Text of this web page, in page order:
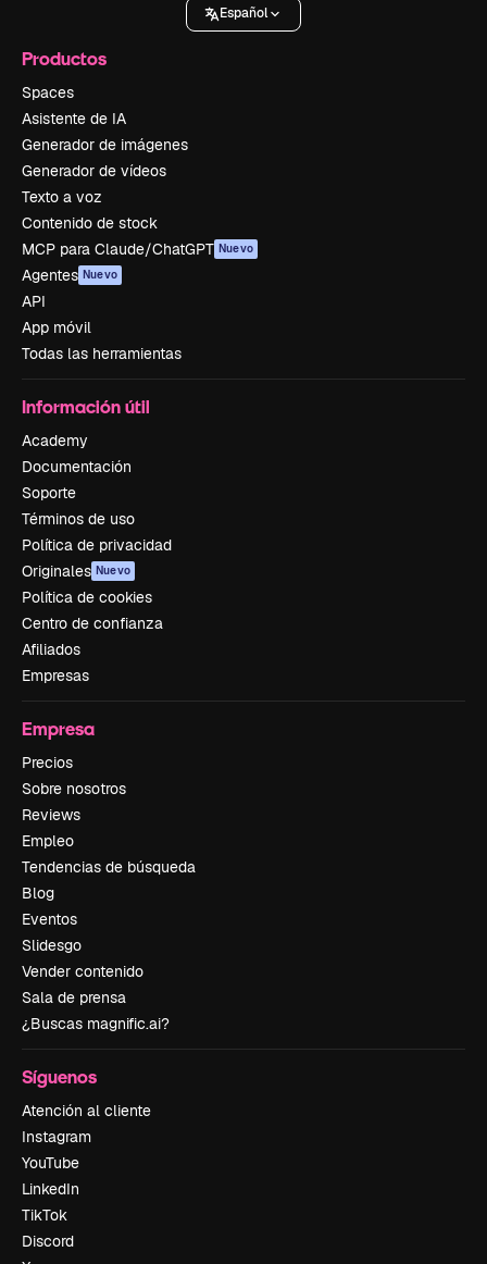
Español
Productos
Spaces
Asistente de IA
Generador de imágenes
Generador de vídeos
Texto a voz
Contenido de stock
MCP para Claude/ChatGPT Nuevo
Agentes Nuevo
API
App móvil
Todas las herramientas
Información útil
Academy
Documentación
Soporte
Términos de uso
Política de privacidad
Originales Nuevo
Política de cookies
Centro de confianza
Afiliados
Empresas
Empresa
Precios
Sobre nosotros
Reviews
Empleo
Tendencias de búsqueda
Blog
Eventos
Slidesgo
Vender contenido
Sala de prensa
¿Buscas magnific.ai?
Síguenos
Atención al cliente
Instagram
YouTube
LinkedIn
TikTok
Discord